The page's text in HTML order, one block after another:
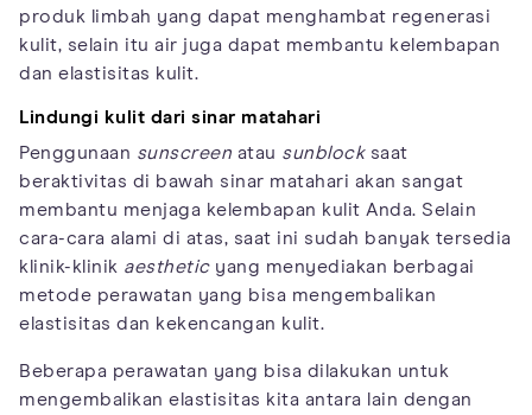
produk limbah yang dapat menghambat regenerasi
kulit, selain itu air juga dapat membantu kelembapan
dan elastisitas kulit.
Lindungi kulit dari sinar matahari
Penggunaan sunscreen atau sunblocksaat
beraktivitas di bawah sinar matahari akan sangat
membantu menjaga kelembapan kulit Anda. Selain
cara-cara alami di atas, saat ini sudah banyak tersedia
klinik-klinik aesthetic yang menyediakan berbagai
metode perawatan yang bisa mengembalikan
elastisitas dan kekencangan kulit.
Beberapa perawatan yang bisa dilakukan untuk
mengembalikan elastisitas kita antara lain dengan